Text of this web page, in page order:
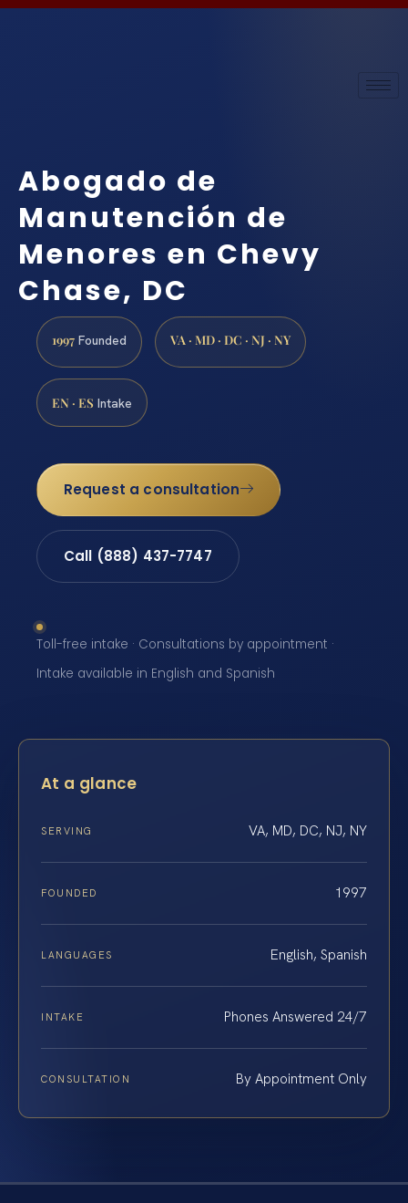
Abogado de
Manutención de
Menores en Chevy
Chase, DC
1997 Founded VA · MD · DC · NJ · NY
EN · ES Intake
Request a consultation
Call (888) 437-7747
Toll-free intake · Consultations by appointment ·
Intake available in English and Spanish
At a glance
SERVING VA, MD, DC, NJ, NY
FOUNDED 1997
LANGUAGES English, Spanish
INTAKE Phones Answered 24/7
CONSULTATION By Appointment Only